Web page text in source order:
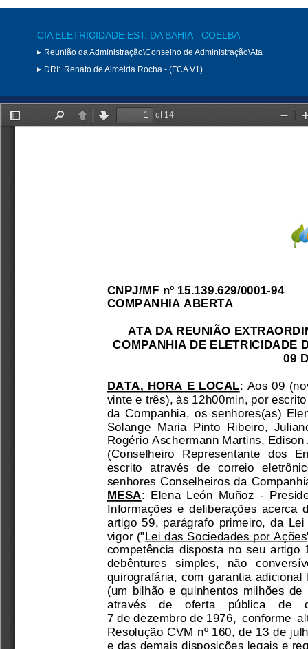
CIA ELETRICIDADE EST. DA BAHIA - COELBA
Reunião da Administração\Conselho de Administração\Ata
DRI: Renato de Almeida Rocha - (FCA V1)